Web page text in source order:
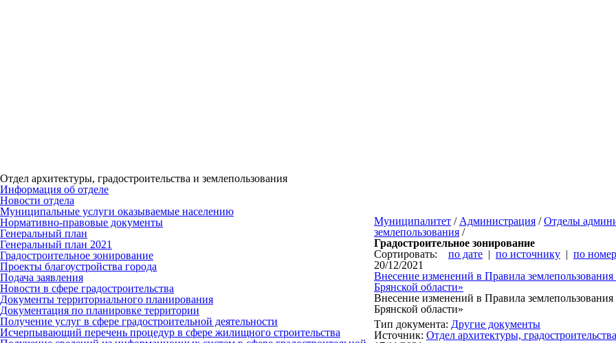
Отдел архитектуры, градостроительства и землепользования
Информация об отделе
Новости отдела
Муниципальные услуги оказываемые населению
Нормативно-правовые документы
Генеральный план
Генеральный план 2021
Градостроительное зонирование
Проекты благоустройства города
Подача заявления
Новости в сфере градостроительства
Документы территориального планирования
Документация по планировке территории
Получение услуг в сфере градостроительной деятельности
Исчерпывающий перечень процедур в сфере жилищного строительства
Муниципалитет / Администрация /Отделы
землепользования /
Градостроительное зонирование
Сортировать: по дате | по источнику | по
20/12/2021
Внесение изменений в Правила
Брянской области»
Внесение изменений в Правила
Брянской области»
Тип документа: Другие документы
Источник: Отдел архитектуры,